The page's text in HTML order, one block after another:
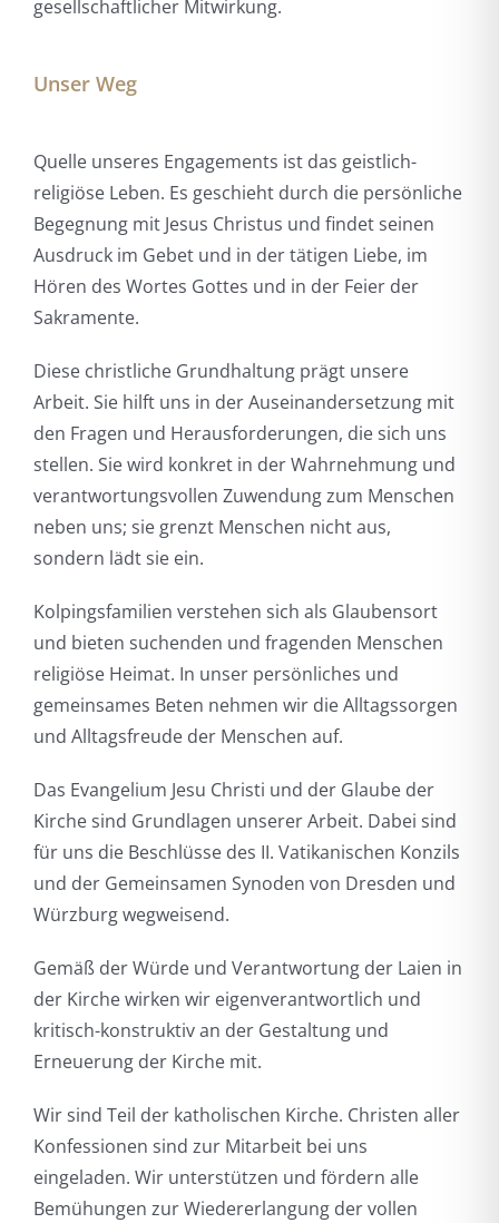
gesellschaftlicher Mitwirkung.
Unser Weg
Quelle unseres Engagements ist das geistlich-
religiöse Leben. Es geschieht durch die persönliche
Begegnung mit Jesus Christus und findet seinen
Ausdruck im Gebet und in der tätigen Liebe, im
Hören des Wortes Gottes und in der Feier der
Sakramente.
Diese christliche Grundhaltung prägt unsere
Arbeit. Sie hilft uns in der Auseinandersetzung mit
den Fragen und Herausforderungen, die sich uns
stellen. Sie wird konkret in der Wahrnehmung und
verantwortungsvollen Zuwendung zum Menschen
neben uns; sie grenzt Menschen nicht aus,
sondern lädt sie ein.
Kolpingsfamilien verstehen sich als Glaubensort
und bieten suchenden und fragenden Menschen
religiöse Heimat. In unser persönliches und
gemeinsames Beten nehmen wir die Alltagssorgen
und Alltagsfreude der Menschen auf.
Das Evangelium Jesu Christi und der Glaube der
Kirche sind Grundlagen unserer Arbeit. Dabei sind
für uns die Beschlüsse des II. Vatikanischen Konzils
und der Gemeinsamen Synoden von Dresden und
Würzburg wegweisend.
Gemäß der Würde und Verantwortung der Laien in
der Kirche wirken wir eigenverantwortlich und
kritisch-konstruktiv an der Gestaltung und
Erneuerung der Kirche mit.
Wir sind Teil der katholischen Kirche. Christen aller
Konfessionen sind zur Mitarbeit bei uns
eingeladen. Wir unterstützen und fördern alle
Bemühungen zur Wiedererlangung der vollen